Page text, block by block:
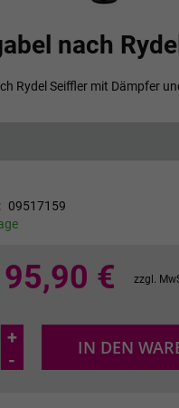
nach
Rydel Seiffler mit Dämpfer
09517159
95,90 € zzgl.
+
-
IN DEN